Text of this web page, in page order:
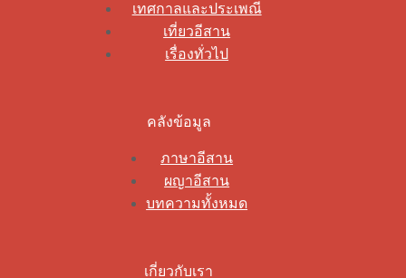
เทศกาลและประเพณี
เที่ยวอีสาน
เรื่องทั่วไป
คลังข้อมูล
ภาษาอีสาน
ผญาอีสาน
บทความทั้งหมด
เกี่ยวกับเรา